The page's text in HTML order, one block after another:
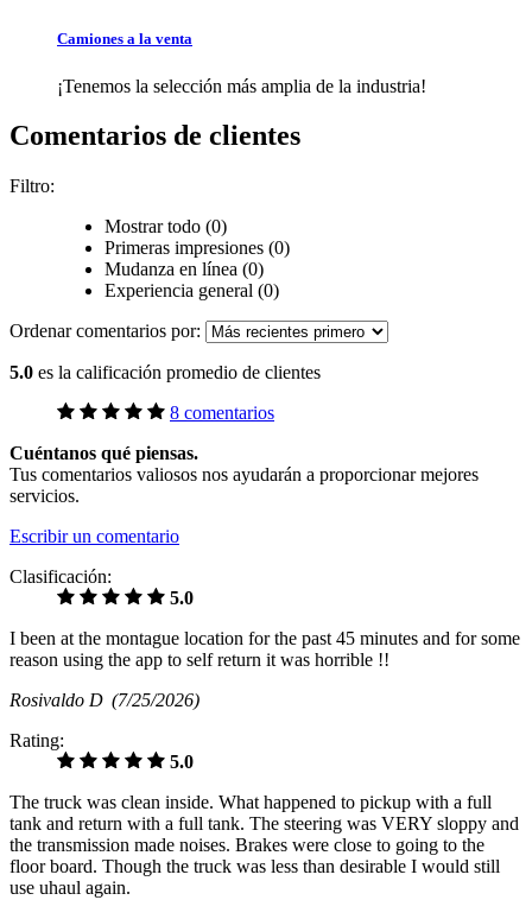
Camiones a la venta
¡Tenemos la selección más amplia de la industria!
Comentarios de clientes
Filtro:
Mostrar todo (0)
Primeras impresiones (0)
Mudanza en línea (0)
Experiencia general (0)
Ordenar comentarios por:
5.0 es la calificación promedio de clientes
8 comentarios
Cuéntanos qué piensas.
Tus comentarios valiosos nos ayudarán a proporcionar mejores
servicios.
Escribir un comentario
Clasificación:
5.0
I been at the montague location for the past 45 minutes and for some
reason using the app to self return it was horrible !!
Rosivaldo D (7/25/2026)
Rating:
5.0
The truck was clean inside. What happened to pickup with a full
tank and return with a full tank. The steering was VERY sloppy and
the transmission made noises. Brakes were close to going to the
floor board. Though the truck was less than desirable I would still
use uhaul again.